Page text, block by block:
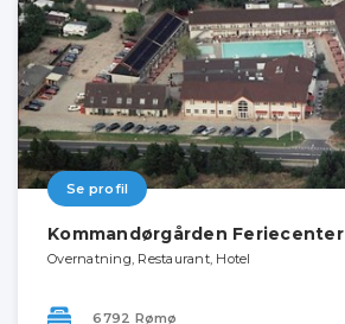
Se profil
Kommandørgården Feriecenter
Overnatning, Restaurant, Hotel
6792 Rømø